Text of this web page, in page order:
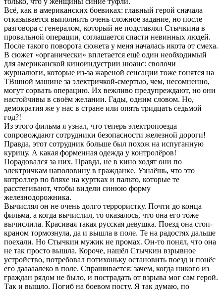
Всё, как в американских боевиках: главный герой сначала
отказывается выполнить очень сложное задание, но после
разговора с генералом, который не подставлял Стычкина в
провальной операции, соглашается спасти невинных людей.
После такого поворота сюжета у меня началась икота от смеха.
В сюжет «органически» вплетается ещё один необходимый
для американской киноиндустрии нюанс: сволочи
журналюги, которые из-за жареной сенсации тоже гонятся на
ТВшной машине за электричкой-смертью, чем, несомненно,
могут сорвать операцию. Их вежливо предупреждают, но они
настойчивы в своём желании. Гады, одним словом. Но,
демократия же у нас в стране или опять тридцать седьмой
год?!
Из этого фильма я узнал, что теперь электропоезда
сопровождают сотрудники безопасности железной дороги!
Правда, этот сотрудник больше был похож на испуганную
курицу. А какая форменная одежда у контролёров!
Порадовался за них. Правда, не в кино ходят они по
электричкам наполовину в гражданке. Узнаёшь, что это
котроллер по бляхе на куртках и пальто, которые те
расстегивают, чтобы видели синюю форму
железнодорожника.
Вычислял он не очень долго террористку. Почти до конца
фильма, а когда вычислил, то оказалось, что она его тоже
вычислила. Красивая такая русская девушка. Поезд она стоп-
краном тормознула, да и вышла в поле. Те на радостях дальше
поехали. Но Стычкин мужик не промах. Он-то понял, что она
не так просто вышла. Короче, нашёл Стычкин взрывное
устройство, потребовал потихоньку остановить поезд и понёс
его дааааалеко в поле. Спрашивается: зачем, когда никого из
граждан рядом не было, и пострадать от взрыва мог сам герой.
Так и вышло. Погиб на боевом посту. Я так думаю, по